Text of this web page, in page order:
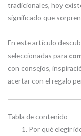
tradicionales, hoy
significado que
En este artículo
seleccionadas para
con consejos,
acertar con el regalo
Tabla de contenido
Por qué elegir